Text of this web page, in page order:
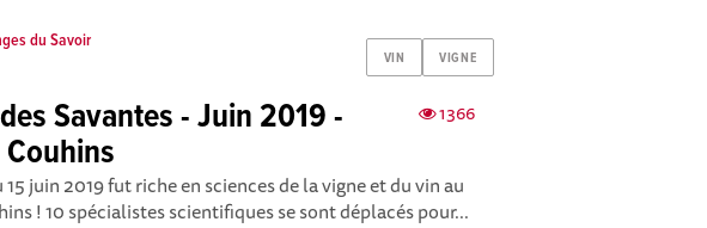
VIN VIGNE
du Savoir
1366
Savantes - Juin 2019 -
juin 2019 fut riche en sciences de la vigne et du vin au
! 10 spécialistes scientifiques se sont déplacés pour...